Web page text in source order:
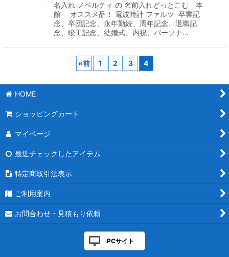
名入れ ノベルティ の 名前入れどっとこむ 本
館 オススメ品！ 電波時計 ファルツ 卒業記
念、卒団記念、永年勤続、周年記念、退職記
念、竣工記念、結婚式、内祝、パーソナ…
«前 1 2 3 4
HOME
ショッピングカート
マイページ
最近チェックしたアイテム
特定商取引法表示
ご利用案内
お問合わせ・見積もり依頼
PCサイト